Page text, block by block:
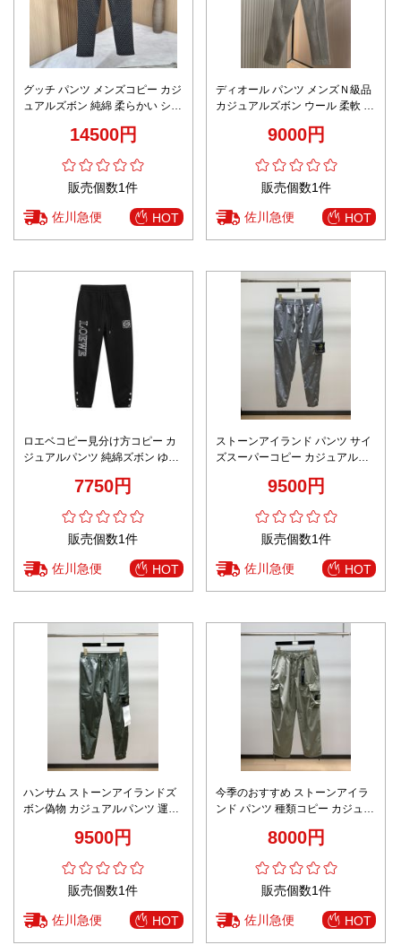
グッチ パンツ メンズコピー カジ
ュアルズボン 純綿 柔らかい シン
14500円
販売個数1件
佐川急便 HOT
ディオール パンツ メンズＮ級品
カジュアルズボン ウール 柔軟 ロ
9000円
販売個数1件
佐川急便 HOT
ロエベコピー見分け方コピー カ
ジュアルパンツ 純綿ズボン ゆっ
い ブラック7750円
販売個数1件
佐川急便 HOT
ストーンアイランド パンツ サイ
ズスーパーコピー カジュアルパ
9500円
販売個数1件
佐川急便 HOT
ハンサム ストーンアイランドズ
ボン偽物 カジュアルパンツ 運動
9500円
販売個数1件
佐川急便 HOT
今季のおすすめ ストーンアイラ
ンド パンツ 種類コピー カジュア
形ズボン グリーン
8000円
販売個数1件
佐川急便 HOT